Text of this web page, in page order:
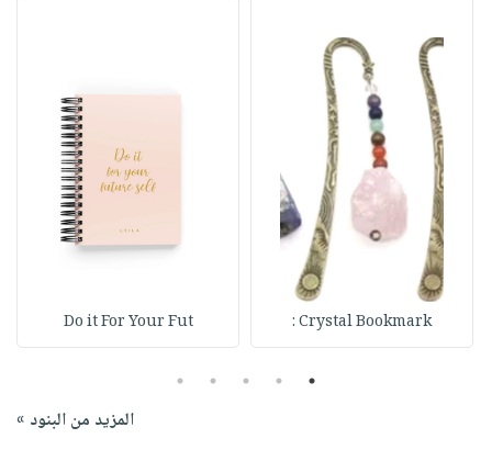
Crystal Bookmark :
Do it For Your Fut
1
2
3
4
5
المزيد من البنود »